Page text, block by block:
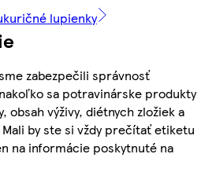
lupienky
zabezpečili správnosť
sa potravinárske produkty
obsah výživy, diétnych zložiek a
by ste si vždy prečítať etiketu
na informácie poskytnuté na